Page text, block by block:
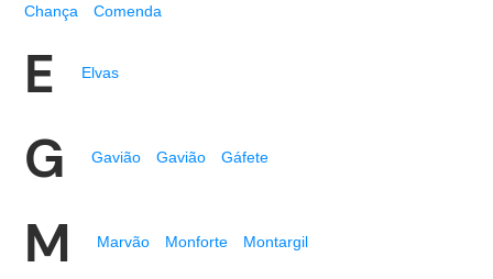
Chança Comenda
E Elvas
G Gavião Gavião Gáfete
M Marvão Monforte Montargil